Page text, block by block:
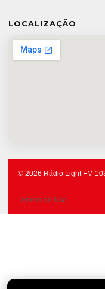
LOCALIZAÇÃO
© 2026 Rádio Light FM
Termos de Uso